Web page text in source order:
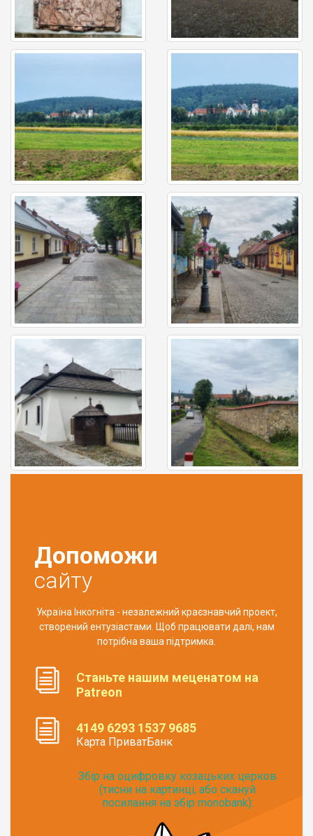
Допоможи
сайту
Україна Інкогніта - незалежний краєзнавчий проект,
створений ентузіастами. Щоб працювати далі, нам
потрібна ваша підтримка.
Станьте нашим меценатом на
Patreon
4149 6293 1537 9685
Карта ПриватБанк
Збір на оцифровку козацьких церков
(тисни на картинці, або скануй
посилання на збір monobank):